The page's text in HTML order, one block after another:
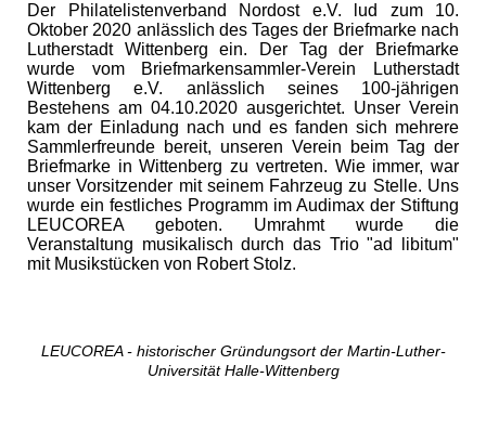
Der Philatelistenverband Nordost e.V. lud zum 10.
Oktober 2020 anlässlich des Tages der Briefmarke nach
Lutherstadt Wittenberg ein. Der Tag der Briefmarke
wurde vom Briefmarkensammler-Verein Lutherstadt
Wittenberg e.V. anlässlich seines 100-jährigen
Bestehens am 04.10.2020 ausgerichtet. Unser Verein
kam der Einladung nach und es fanden sich mehrere
Sammlerfreunde bereit, unseren Verein beim Tag der
Briefmarke in Wittenberg zu vertreten. Wie immer, war
unser Vorsitzender mit seinem Fahrzeug zu Stelle. Uns
wurde ein festliches Programm im Audimax der Stiftung
LEUCOREA geboten. Umrahmt wurde die
Veranstaltung musikalisch durch das Trio "ad libitum"
mit Musikstücken von Robert Stolz.
LEUCOREA - historischer Gründungsort der Martin-Luther-
Universität Halle-Wittenberg